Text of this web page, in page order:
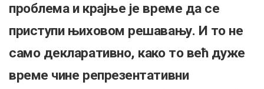
проблема и крајње је време да се
приступи њиховом решавању. И то не
само декларативно, како то већ дуже
време чине репрезентативни